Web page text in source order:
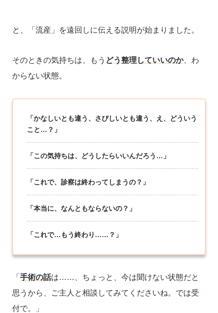
と、「流産」を遠回しに伝える説明が始まりました。
そのときの気持ちは、もう どう整理していいのか、わ
からない状態。
「かなしいとも違う、さびしいとも違う、え、どういう
こと…？」
「この気持ちは、どうしたらいいんだろう…」
「これで、診察は終わってしまうの？」
「本当に、なんともならないの？」
「これで…もう終わり……？」
「 手術の話は……、ちょっと、今は聞けない状態だと
思うから、ご主人と相談してみてくださいね。では受
付で。」